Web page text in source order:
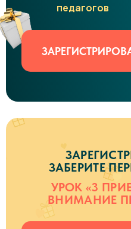
педагогов
ЗАБЕРИТЕ
УРОК «3
ВНИМАНИЕ